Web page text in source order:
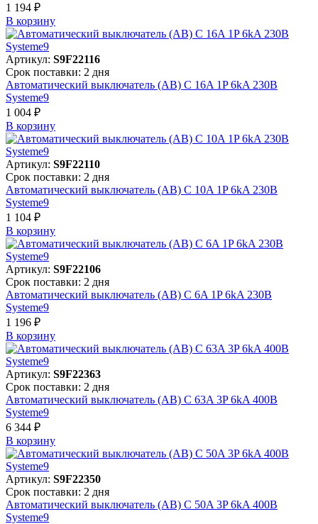
1 194 ₽
В корзинy
Артикул: S9F22116
Срок поставки: 2 дня
Автоматический выключатель (АВ) C 16A 1P 6kA 230В
Systeme9
1 004 ₽
В корзинy
Артикул: S9F22110
Срок поставки: 2 дня
Автоматический выключатель (АВ) C 10A 1P 6kA 230В
Systeme9
1 104 ₽
В корзинy
Артикул: S9F22106
Срок поставки: 2 дня
Автоматический выключатель (АВ) C 6A 1P 6kA 230В
Systeme9
1 196 ₽
В корзинy
Артикул: S9F22363
Срок поставки: 2 дня
Автоматический выключатель (АВ) C 63A 3P 6kA 400В
Systeme9
6 344 ₽
В корзинy
Артикул: S9F22350
Срок поставки: 2 дня
Автоматический выключатель (АВ) C 50A 3P 6kA 400В
Systeme9